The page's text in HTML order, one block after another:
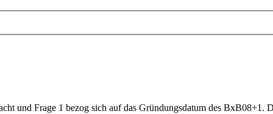
und Frage 1 bezog sich auf das Gründungsdatum des BxB08+1.